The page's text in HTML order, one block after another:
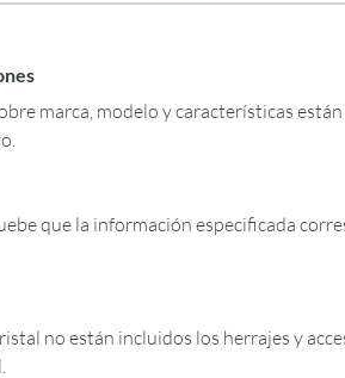
marca, modelo y características están
que la información especificada
no están incluidos los herrajes y